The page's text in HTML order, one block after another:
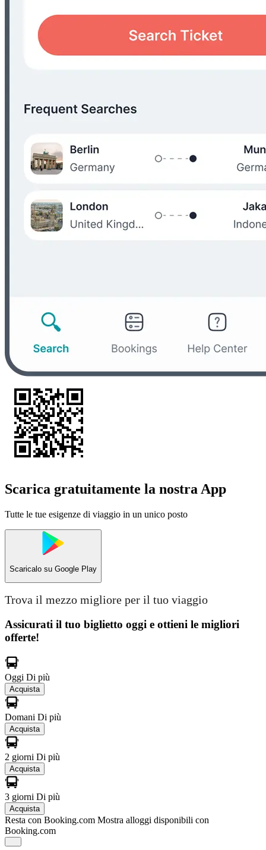
Scarica gratuitamente la nostra App
Tutte le tue esigenze di viaggio in un unico posto
Scaricalo su Google Play
Trova il mezzo migliore per il tuo viaggio
Assicurati il ​​tuo biglietto oggi e ottieni le migliori
offerte!
Oggi Di più
Acquista
Domani Di più
Acquista
2 giorni Di più
Acquista
3 giorni Di più
Acquista
Resta con Booking.com Mostra alloggi disponibili con
Booking.com